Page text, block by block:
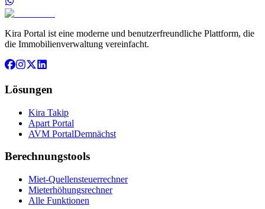
Kira Portal ist eine moderne und benutzerfreundliche Plattform, die
die Immobilienverwaltung vereinfacht.
Lösungen
Kira Takip
Apart Portal
AVM PortalDemnächst
Berechnungstools
Miet-Quellensteuerrechner
Mieterhöhungsrechner
Alle Funktionen